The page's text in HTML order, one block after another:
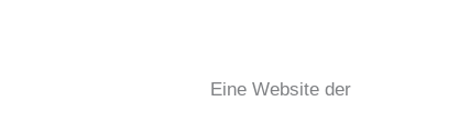
Eine Website der